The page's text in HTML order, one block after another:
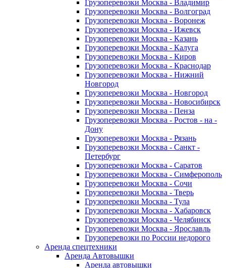
Грузоперевозки Москва - Владимир
Грузоперевозки Москва - Волгоград
Грузоперевозки Москва - Воронеж
Грузоперевозки Москва - Ижевск
Грузоперевозки Москва - Казань
Грузоперевозки Москва - Калуга
Грузоперевозки Москва - Киров
Грузоперевозки Москва - Краснодар
Грузоперевозки Москва - Нижний
Новгород
Грузоперевозки Москва - Новгород
Грузоперевозки Москва - Новосибирск
Грузоперевозки Москва - Пенза
Грузоперевозки Москва - Ростов - на -
Дону
Грузоперевозки Москва - Рязань
Грузоперевозки Москва - Санкт -
Петербург
Грузоперевозки Москва - Саратов
Грузоперевозки Москва - Симферополь
Грузоперевозки Москва - Сочи
Грузоперевозки Москва - Тверь
Грузоперевозки Москва - Тула
Грузоперевозки Москва - Хабаровск
Грузоперевозки Москва - Челябинск
Грузоперевозки Москва - Ярославль
Грузоперевозки по России недорого
Аренда спецтехники
Аренда Автовышки
Аренда автовышки